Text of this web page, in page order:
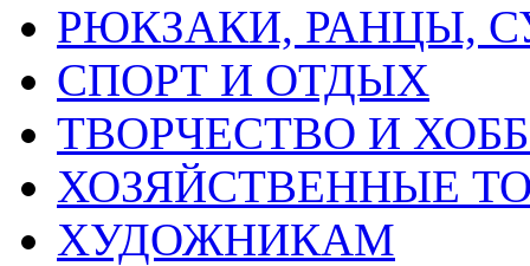
РЮКЗАКИ, РАНЦЫ,
СПОРТ И ОТДЫХ
ТВОРЧЕСТВО И
ХОЗЯЙСТВЕННЫЕ
ХУДОЖНИКАМ